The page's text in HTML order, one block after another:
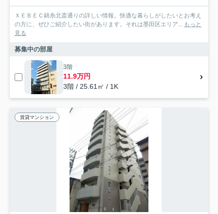
ＸＥＢＥＣ錦糸北斎通りの詳しい情報。快適な暮らしがしたいとお考え
の方に、ぜひご紹介したい街があります。それは墨田区エリア... もっと
見る
募集中の部屋
3階
11.9万円
3階 / 25.61㎡ / 1K
賃貸マンション